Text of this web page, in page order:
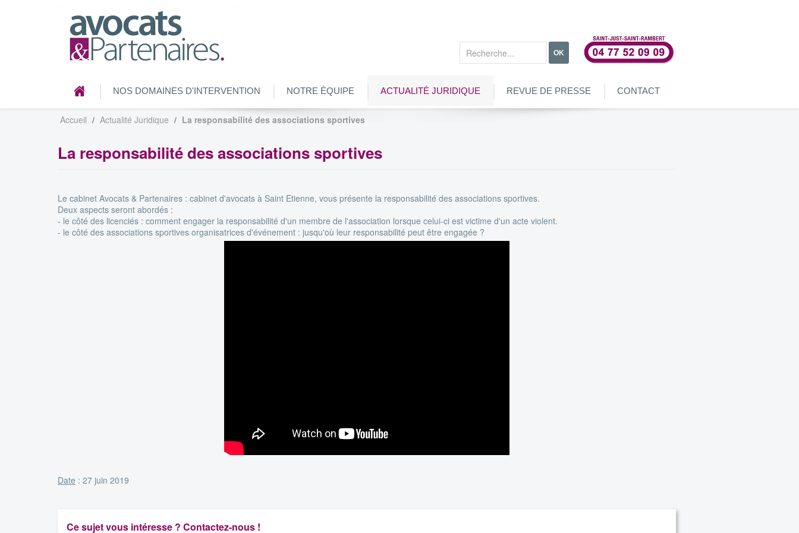
OK
NOS DOMAINES D'INTERVENTION NOTRE ÉQUIPE ACTUALITÉ JURIDIQUE REVUE DE PRESSE CONTACT
Accueil Actualité Juridique La responsabilité des associations sportives
La responsabilité des associations sportives
Le cabinet Avocats & Partenaires : cabinet d'avocats à Saint Etienne, vous présente la responsabilité des associations sportives.
Deux aspects seront abordés :
- le côté des licenciés : comment engager la responsabilité d'un membre de l'association lorsque celui-ci est victime d'un acte violent.
- le côté des associations sportives organisatrices d'événement : jusqu'où leur responsabilité peut être engagée ?
Date : 27 juin 2019
Ce sujet vous intéresse ? Contactez-nous !